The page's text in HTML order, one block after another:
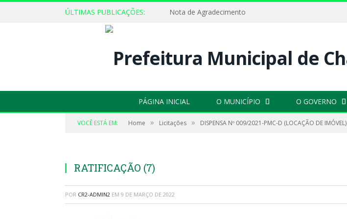
ÚLTIMAS PUBLICAÇÕES: Nota de Agradecimento
PÁGINA INICIAL O MUNICÍPIO O GOVERNO
VOCÊ ESTÁ EM: Home » Licitações » DISPENSA Nº 009/2021-PMC-D (LOCAÇÃO DE IMÓVEL)
RATIFICAÇÃO (7)
POR CR2-ADMIN2 EM 9 DE MARÇO DE 2022